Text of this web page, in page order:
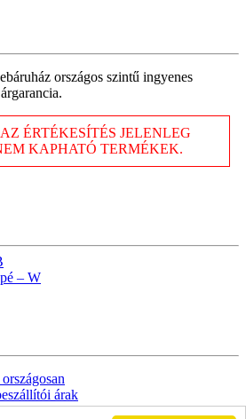
országos szintű ingyenes
ÉRTÉKESÍTÉS JELENLEG
KAPHATÓ TERMÉKEK.
árak